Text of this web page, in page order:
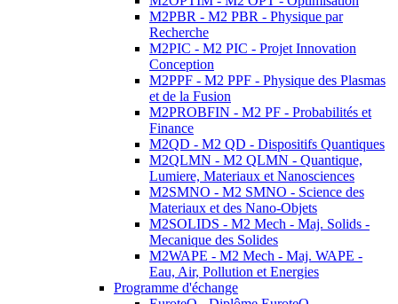
M2PBR - M2 PBR - Physique par
Recherche
M2PIC - M2 PIC - Projet Innovation
Conception
M2PPF - M2 PPF - Physique des Plasmas
et de la Fusion
M2PROBFIN - M2 PF - Probabilités et
Finance
M2QD - M2 QD - Dispositifs Quantiques
M2QLMN - M2 QLMN - Quantique,
Lumiere, Materiaux et Nanosciences
M2SMNO - M2 SMNO - Science des
Materiaux et des Nano-Objets
M2SOLIDS - M2 Mech - Maj. Solids -
Mecanique des Solides
M2WAPE - M2 Mech - Maj. WAPE -
Eau, Air, Pollution et Energies
Programme d'échange